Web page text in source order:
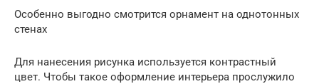
Особенно выгодно смотрится орнамент на однотонных
стенах
Для нанесения рисунка используется контрастный
цвет. Чтобы такое оформление интерьера прослужило